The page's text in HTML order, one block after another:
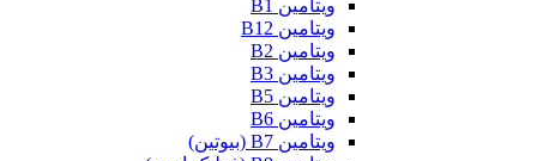
ویتامین B1
ویتامین B12
ویتامین B2
ویتامین B3
ویتامین B5
ویتامین B6
ویتامین B7 (بیوتین)